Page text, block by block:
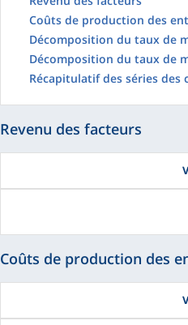
Coûts de production des
Décomposition du taux de
Décomposition du taux de
Récapitulatif des séries des
Revenu des facteurs
Coûts de production des